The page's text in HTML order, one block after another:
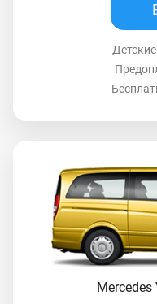
Mercedes